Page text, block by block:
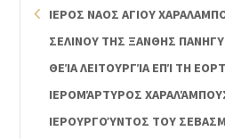
ΙΕΡΟΣ ΝΑΟΣ ΑΓΙΟΥ
ΣΕΛΙΝΟΥ ΤΗΣ ΞΑΝΘΗΣ
ΘΕΊΑ ΛΕΙΤΟΥΡΓΊΑ ΕΠΊ ΤΗ
ΙΕΡΟΜΆΡΤΥΡΟΣ
ΙΕΡΟΥΡΓΟΎΝΤΟΣ ΤΟΥ